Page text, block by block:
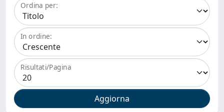
Ordina per:
In ordine:
Risultati/Pagina